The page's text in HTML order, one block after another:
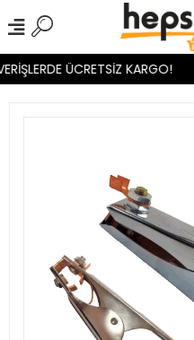
ÜCRETSİZ KARGO!